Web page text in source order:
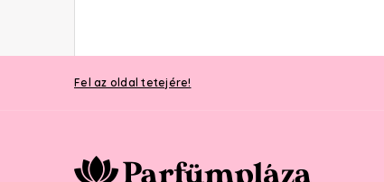
Fel az oldal tetejére!